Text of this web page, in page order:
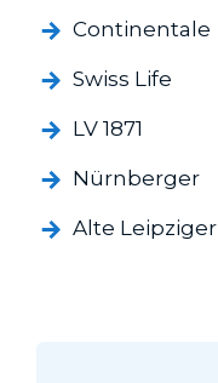
Continentale
Swiss Life
LV 1871
Nürnberger
Alte Leipziger